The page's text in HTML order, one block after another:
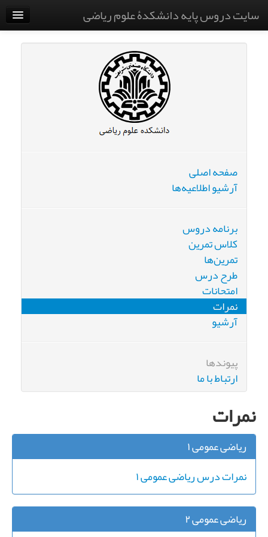
سایت دروس پایه دانشکدۀ علوم ریاضی
دانشگاه صنعتی شریف
صفحه اصلی
آرشیو اطلاعیه‌ها
برنامه دروس
کلاس تمرین
تمرین‌ها
طرح درس
امتحانات
نمرات
آرشیو
پیوندها
ارتباط با ما
نمرات
ریاضی عمومی ۱
نمرات درس ریاضی عمومی ۱
ریاضی عمومی ۲